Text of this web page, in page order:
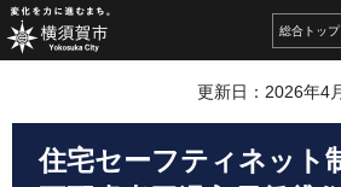
総合 トップ
更新日：2026年4
住宅セーフティネット